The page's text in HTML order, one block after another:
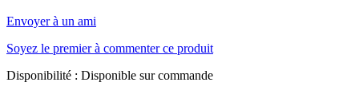
Envoyer à un ami
Soyez le premier à commenter ce produit
Disponibilité : Disponible sur commande